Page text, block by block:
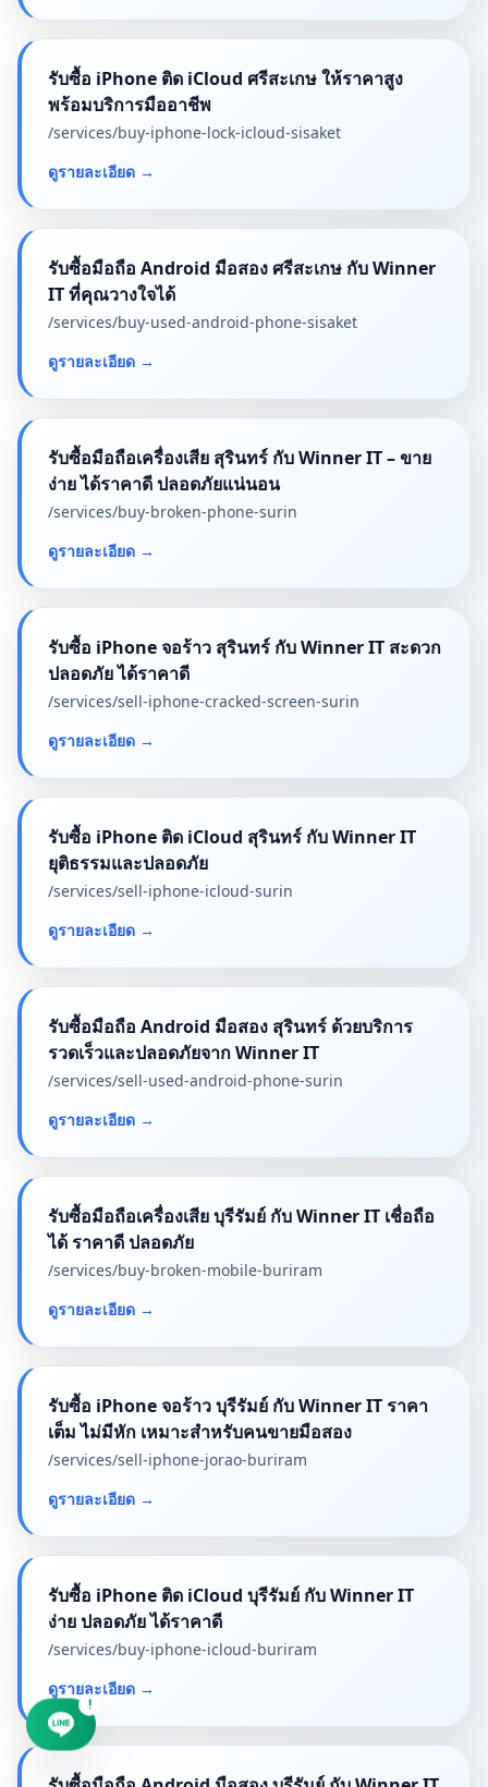
รับซื้อ iPhone ติด iCloud ศรีสะเกษ ให้ราคาสูง
พร้อมบริการมืออาชีพ
/services/buy-iphone-lock-icloud-sisaket
ดูรายละเอียด →
รับซื้อมือถือ Android มือสอง ศรีสะเกษ กับ Winner
IT ที่คุณวางใจได้
/services/buy-used-android-phone-sisaket
ดูรายละเอียด →
รับซื้อมือถือเครื่องเสีย สุรินทร์ กับ Winner IT – ขาย
ง่าย ได้ราคาดี ปลอดภัยแน่นอน
/services/buy-broken-phone-surin
ดูรายละเอียด →
รับซื้อ iPhone จอร้าว สุรินทร์ กับ Winner IT สะดวก
ปลอดภัย ได้ราคาดี
/services/sell-iphone-cracked-screen-surin
ดูรายละเอียด →
รับซื้อ iPhone ติด iCloud สุรินทร์ กับ Winner IT
ยุติธรรมและปลอดภัย
/services/sell-iphone-icloud-surin
ดูรายละเอียด →
รับซื้อมือถือ Android มือสอง สุรินทร์ ด้วยบริการ
รวดเร็วและปลอดภัยจาก Winner IT
/services/sell-used-android-phone-surin
ดูรายละเอียด →
รับซื้อมือถือเครื่องเสีย บุรีรัมย์ กับ Winner IT เชื่อถือ
ได้ ราคาดี ปลอดภัย
/services/buy-broken-mobile-buriram
ดูรายละเอียด →
รับซื้อ iPhone จอร้าว บุรีรัมย์ กับ Winner IT ราคา
เต็ม ไม่มีหัก เหมาะสำหรับคนขายมือสอง
/services/sell-iphone-jorao-buriram
ดูรายละเอียด →
รับซื้อ iPhone ติด iCloud บุรีรัมย์ กับ Winner IT
ง่าย ปลอดภัย ได้ราคาดี
/services/buy-iphone-icloud-buriram
ดูรายละเอียด →
!